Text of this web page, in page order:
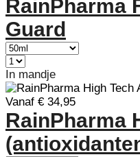
RainPharma
Guard
In mandje
Vanaf € 34,95
RainPharma